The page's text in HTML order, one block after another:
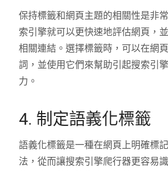
保持標籤和網頁主題的相關性是非
索引擎就可以更快速地評估網頁，
相關連結。選擇標籤時，可以在網
詞，並使用它們來幫助引起搜索引
力。
4. 制定語義化標籤
語義化標籤是一種在網頁上明確標
法，從而讓搜索引擎爬行器更容易